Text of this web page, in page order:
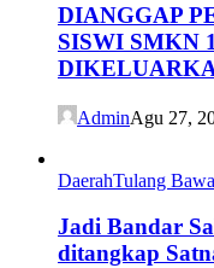
DIANGGAP
SISWI SMKN
AdminAgu 27,
DaerahTulang
Jadi Bandar
ditangkap